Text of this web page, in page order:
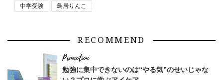
中学受験 鳥居りんこ
RECOMMEND
勉強に集中できないのは“やる気”のせいじゃな